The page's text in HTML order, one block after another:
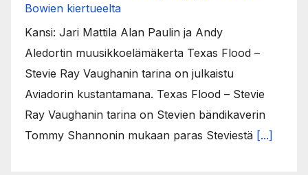
Bowien kiertueelta
Kansi: Jari Mattila Alan Paulin ja Andy
Aledortin muusikkoelämäkerta Texas Flood –
Stevie Ray Vaughanin tarina on julkaistu
Aviadorin kustantamana. Texas Flood – Stevie
Ray Vaughanin tarina on Stevien bändikaverin
Tommy Shannonin mukaan paras Steviestä [...]